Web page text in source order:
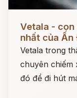
Vetala - con
nhất của Ấn
Vetala trong
chuyên chiếm
đó để đi hút